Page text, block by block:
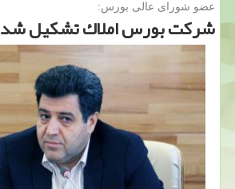
عضو شورای عالی بورس:
شركت بورس املاك تشكیل شد